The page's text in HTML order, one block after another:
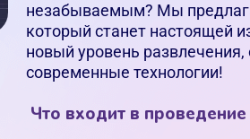
незабываемым? Мы
который станет настоящей
новый уровень
современные технологии!
Что входит в